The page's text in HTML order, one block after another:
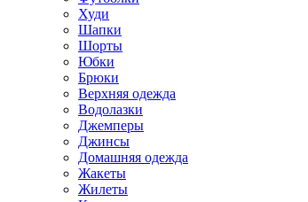
Худи
Шапки
Шорты
Юбки
Брюки
Верхняя одежда
Водолазки
Джемперы
Джинсы
Домашняя одежда
Жакеты
Жилеты